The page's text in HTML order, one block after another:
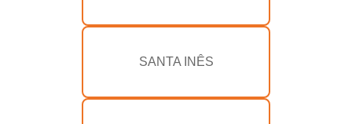
SANTA INÊS